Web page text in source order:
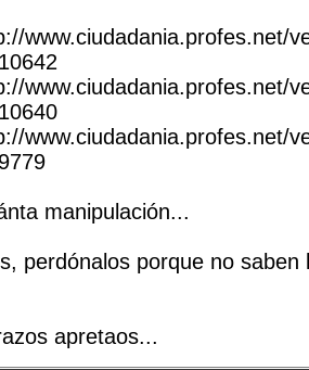
www.ciudadania.profes.net/
www.ciudadania.profes.net/
www.ciudadania.profes.net/
manipulación...
perdónalos porque no
apretaos...